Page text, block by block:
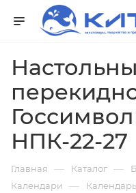
НПК-22-27
Главная — Каталог —
Календари —